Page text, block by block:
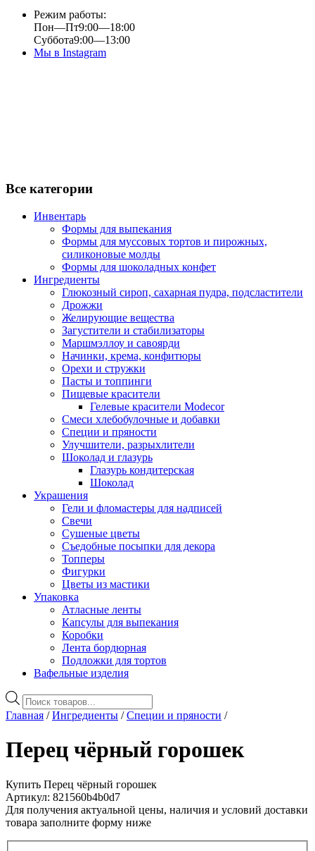
Режим работы:
Пон—Пт9:00—18:00
Суббота9:00—13:00
Мы в Instagram
Все категории
Инвентарь
Формы для выпекания
Формы для муссовых тортов и пирожных,
силиконовые молды
Формы для шоколадных конфет
Ингредиенты
Глюкозный сироп, сахарная пудра, подсластители
Дрожжи
Желирующие вещества
Загустители и стабилизаторы
Маршмэллоу и савоярди
Начинки, крема, конфитюры
Орехи и стружки
Пасты и топпинги
Пищевые красители
Гелевые красители Modecor
Смеси хлебобулочные и добавки
Специи и пряности
Улучшители, разрыхлители
Шоколад и глазурь
Глазурь кондитерская
Шоколад
Украшения
Гели и фломастеры для надписей
Свечи
Сушеные цветы
Съедобные посыпки для декора
Топперы
Фигурки
Цветы из мастики
Упаковка
Атласные ленты
Капсулы для выпекания
Коробки
Лента бордюрная
Подложки для тортов
Вафельные изделия
Поиск
товаров
Главная /Ингредиенты /Специи и пряности /
Перец чёрный горошек
Купить Перец чёрный горошек
Артикул: 821560b4b0d7
Для получения актуальной цены, наличия и условий доставки
товара заполните форму ниже